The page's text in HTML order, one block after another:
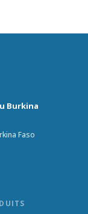
Burkina
Faso